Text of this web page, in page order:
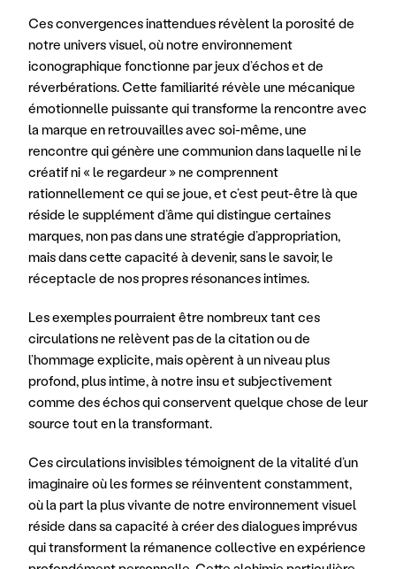
Ces convergences inattendues révèlent la porosité de
notre univers visuel, où notre environnement
iconographique fonctionne par jeux d’échos et de
réverbérations. Cette familiarité révèle une mécanique
émotionnelle puissante qui transforme la rencontre avec
la marque en retrouvailles avec soi-même, une
rencontre qui génère une communion dans laquelle ni le
créatif ni « le regardeur » ne comprennent
rationnellement ce qui se joue, et c’est peut-être là que
réside le supplément d’âme qui distingue certaines
marques, non pas dans une stratégie d’appropriation,
mais dans cette capacité à devenir, sans le savoir, le
réceptacle de nos propres résonances intimes.
Les exemples pourraient être nombreux tant ces
circulations ne relèvent pas de la citation ou de
l’hommage explicite, mais opèrent à un niveau plus
profond, plus intime, à notre insu et subjectivement
comme des échos qui conservent quelque chose de leur
source tout en la transformant.
Ces circulations invisibles témoignent de la vitalité d’un
imaginaire où les formes se réinventent constamment,
où la part la plus vivante de notre environnement visuel
réside dans sa capacité à créer des dialogues imprévus
qui transforment la rémanence collective en expérience